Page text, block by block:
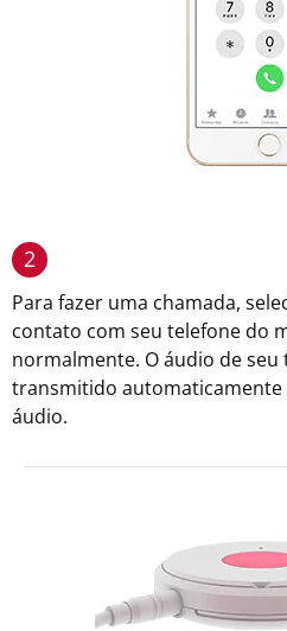
2
Para fazer uma chamada,
contato com seu telefone do
normalmente. O áudio de seu
transmitido automaticamente
áudio.